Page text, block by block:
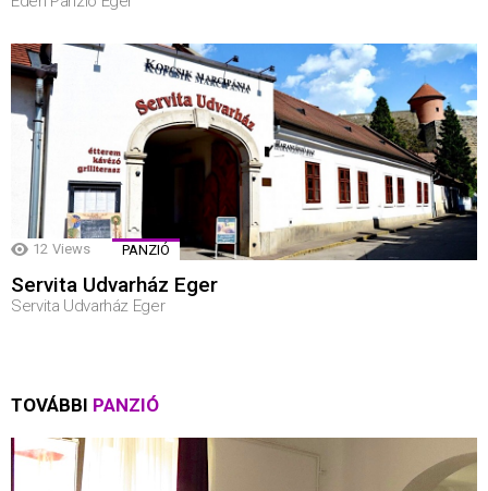
12 Views PANZIÓ
Servita Udvarház Eger
Servita Udvarház Eger
TOVÁBBI PANZIÓ